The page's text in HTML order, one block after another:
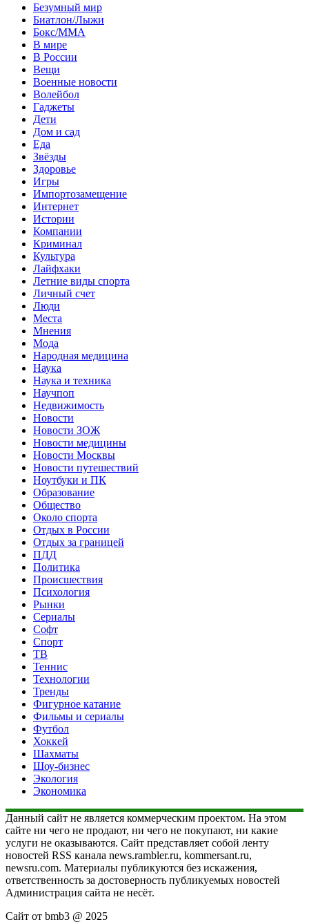
Безумный мир
Биатлон/Лыжи
Бокс/MMA
В мире
В России
Вещи
Военные новости
Волейбол
Гаджеты
Дети
Дом и сад
Еда
Звёзды
Здоровье
Игры
Импортозамещение
Интернет
Истории
Компании
Криминал
Культура
Лайфхаки
Летние виды спорта
Личный счет
Люди
Места
Мнения
Мода
Народная медицина
Наука
Наука и техника
Научпоп
Недвижимость
Новости
Новости ЗОЖ
Новости медицины
Новости Москвы
Новости путешествий
Ноутбуки и ПК
Образование
Общество
Около спорта
Отдых в России
Отдых за границей
ПДД
Политика
Происшествия
Психология
Рынки
Сериалы
Софт
Спорт
ТВ
Теннис
Технологии
Тренды
Фигурное катание
Фильмы и сериалы
Футбол
Хоккей
Шахматы
Шоу-бизнес
Экология
Экономика
Данный сайт не является коммерческим проектом. На этом
сайте ни чего не продают, ни чего не покупают, ни какие
услуги не оказываются. Сайт представляет собой ленту
новостей RSS канала news.rambler.ru, kommersant.ru,
newsru.com. Материалы публикуются без искажения,
ответственность за достоверность публикуемых новостей
Администрация сайта не несёт.
Сайт от bmb3 @ 2025